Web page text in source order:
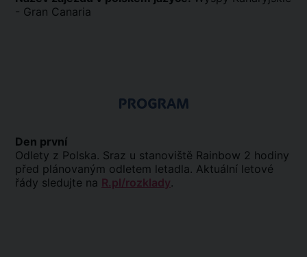
- Gran Canaria
PROGRAM
Den první
Odlety z Polska. Sraz u stanoviště Rainbow 2 hodiny
před plánovaným odletem letadla. Aktuální letové
řády sledujte na R.pl/rozklady.